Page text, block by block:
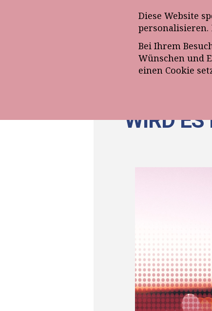
Diese Website
personalisieren.
Bei Ihrem
Wünschen und
einen Cookie
Anmeldung zum E-
WIRD